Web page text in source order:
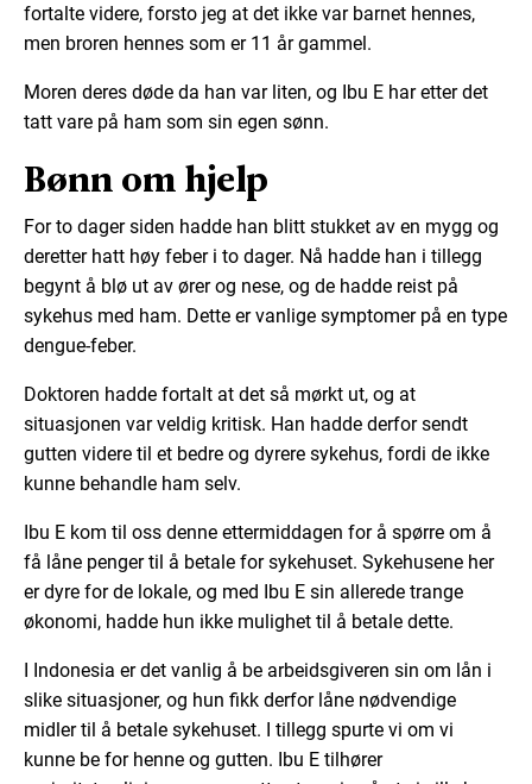
fortalte videre, forsto jeg at det ikke var barnet hennes,
men broren hennes som er 11 år gammel.
Moren deres døde da han var liten, og Ibu E har etter det
tatt vare på ham som sin egen sønn.
Bønn om hjelp
For to dager siden hadde han blitt stukket av en mygg og
deretter hatt høy feber i to dager. Nå hadde han i tillegg
begynt å blø ut av ører og nese, og de hadde reist på
sykehus med ham. Dette er vanlige symptomer på en type
dengue-feber.
Doktoren hadde fortalt at det så mørkt ut, og at
situasjonen var veldig kritisk. Han hadde derfor sendt
gutten videre til et bedre og dyrere sykehus, fordi de ikke
kunne behandle ham selv.
Ibu E kom til oss denne ettermiddagen for å spørre om å
få låne penger til å betale for sykehuset. Sykehusene her
er dyre for de lokale, og med Ibu E sin allerede trange
økonomi, hadde hun ikke mulighet til å betale dette.
I Indonesia er det vanlig å be arbeidsgiveren sin om lån i
slike situasjoner, og hun fikk derfor låne nødvendige
midler til å betale sykehuset. I tillegg spurte vi om vi
kunne be for henne og gutten. Ibu E tilhører